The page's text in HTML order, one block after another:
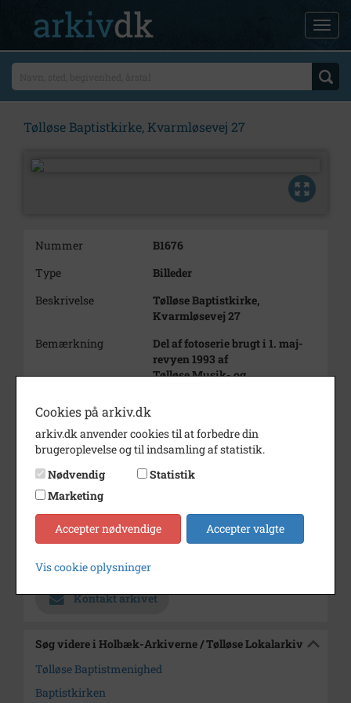
Tølløse Baptistkirke, Kvarmløsevej 27
Nummer
B1676
Type
Billeder
Beskrivelse
Tølløse Baptistkirke,
Kvarmløsevej 27
Bemærkning
Del af fotoserie brugt i 1. maj-
revyen 1993 af
Tølløse Musik- og
kirker..."
Årstal
Dateringsnote
Fotograf
Ukendt
Arkiv
Holbæk-Arkiverne / Tølløse
Kontakt arkivet
Søg videre i Holbæk-Arkiverne / Tølløse Lokalarkiv
Tølløse Baptistmenighed
Baptistkirken
Cookies på arkiv.dk
arkiv.dk anvender cookies til at forbedre din
brugeroplevelse og til indsamling af statistik.
Nødvendig
Statistik
Marketing
Accepter nødvendige Accepter valgte
Vis cookie oplysninger